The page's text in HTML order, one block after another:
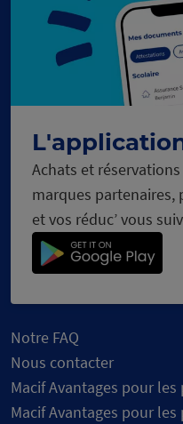
Achats et
marques partenaires,
et vos réduc’ vous
Notre FAQ
Nous contacter
Macif Avantages pour
Macif Avantages pour